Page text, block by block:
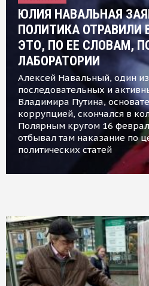
ЮЛИЯ НАВАЛЬНАЯ
ПОЛИТИКА ОТРАВИЛИ
ЭТО, ПО ЕЕ СЛОВАМ,
ЛАБОРАТОРИИ
Алексей Навальный, один
последовательных и
Владимира Путина,
коррупцией, скончался в
Полярным кругом 16
отбывал там наказание по
политических статей